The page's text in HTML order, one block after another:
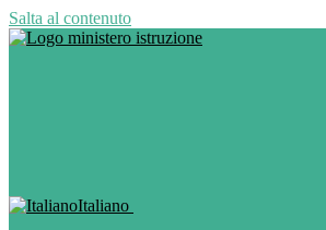
Salta al contenuto
Italiano